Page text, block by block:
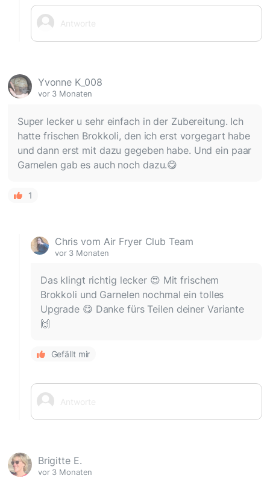
Yvonne K_008
vor 3 Monaten
Super lecker u sehr einfach in der Zubereitung. Ich
hatte frischen Brokkoli, den ich erst vorgegart habe
und dann erst mit dazu gegeben habe. Und ein paar
Garnelen gab es auch noch dazu.😋
1
Chris vom Air Fryer Club Team
vor 3 Monaten
Das klingt richtig lecker 😍 Mit frischem
Brokkoli und Garnelen nochmal ein tolles
Upgrade 😋 Danke fürs Teilen deiner Variante
🙌
Gefällt mir
Brigitte E.
vor 3 Monaten